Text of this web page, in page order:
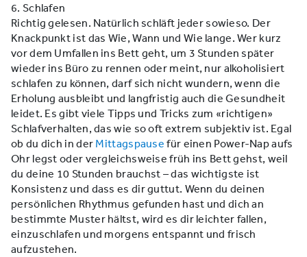
6. Schlafen
Richtig gelesen. Natürlich schläft jeder sowieso. Der
Knackpunkt ist das Wie, Wann und Wie lange. Wer kurz
vor dem Umfallen ins Bett geht, um 3 Stunden später
wieder ins Büro zu rennen oder meint, nur alkoholisiert
schlafen zu können, darf sich nicht wundern, wenn die
Erholung ausbleibt und langfristig auch die Gesundheit
leidet. Es gibt viele Tipps und Tricks zum «richtigen»
Schlafverhalten, das wie so oft extrem subjektiv ist. Egal
ob du dich in der Mittagspause für einen Power-Nap aufs
Ohr legst oder vergleichsweise früh ins Bett gehst, weil
du deine 10 Stunden brauchst – das wichtigste ist
Konsistenz und dass es dir guttut. Wenn du deinen
persönlichen Rhythmus gefunden hast und dich an
bestimmte Muster hältst, wird es dir leichter fallen,
einzuschlafen und morgens entspannt und frisch
aufzustehen.